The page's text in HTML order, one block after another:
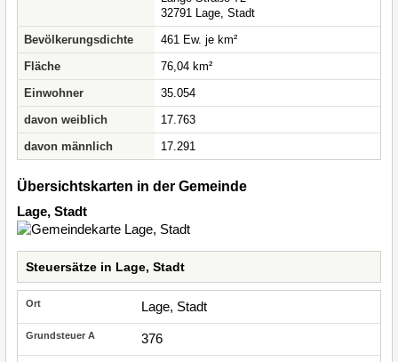
32791 Lage, Stadt
Bevölkerungsdichte
461 Ew. je km²
Fläche
76,04 km²
Einwohner
35.054
davon weiblich
17.763
davon männlich
17.291
Übersichtskarten in der Gemeinde
Lage, Stadt
Steuersätze in Lage, Stadt
Lage, Stadt
376